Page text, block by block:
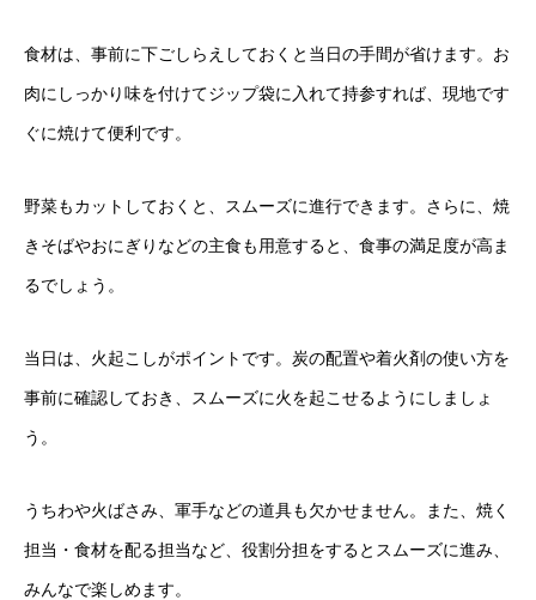
食材は、事前に下ごしらえしておくと当日の手間が省けます。お
肉にしっかり味を付けてジップ袋に入れて持参すれば、現地です
ぐに焼けて便利です。
野菜もカットしておくと、スムーズに進行できます。さらに、焼
きそばやおにぎりなどの主食も用意すると、食事の満足度が高ま
るでしょう。
当日は、火起こしがポイントです。炭の配置や着火剤の使い方を
事前に確認しておき、スムーズに火を起こせるようにしましょ
う。
うちわや火ばさみ、軍手などの道具も欠かせません。また、焼く
担当・食材を配る担当など、役割分担をするとスムーズに進み、
みんなで楽しめます。